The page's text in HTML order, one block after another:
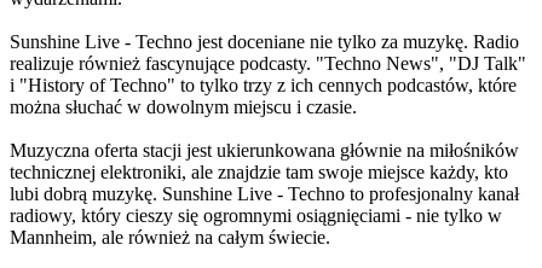
Sunshine Live - Techno jest doceniane nie tylko za muzykę. Radio
realizuje również fascynujące podcasty. "Techno News", "DJ Talk"
i "History of Techno" to tylko trzy z ich cennych podcastów, które
można słuchać w dowolnym miejscu i czasie.
Muzyczna oferta stacji jest ukierunkowana głównie na miłośników
technicznej elektroniki, ale znajdzie tam swoje miejsce każdy, kto
lubi dobrą muzykę. Sunshine Live - Techno to profesjonalny kanał
radiowy, który cieszy się ogromnymi osiągnięciami - nie tylko w
Mannheim, ale również na całym świecie.